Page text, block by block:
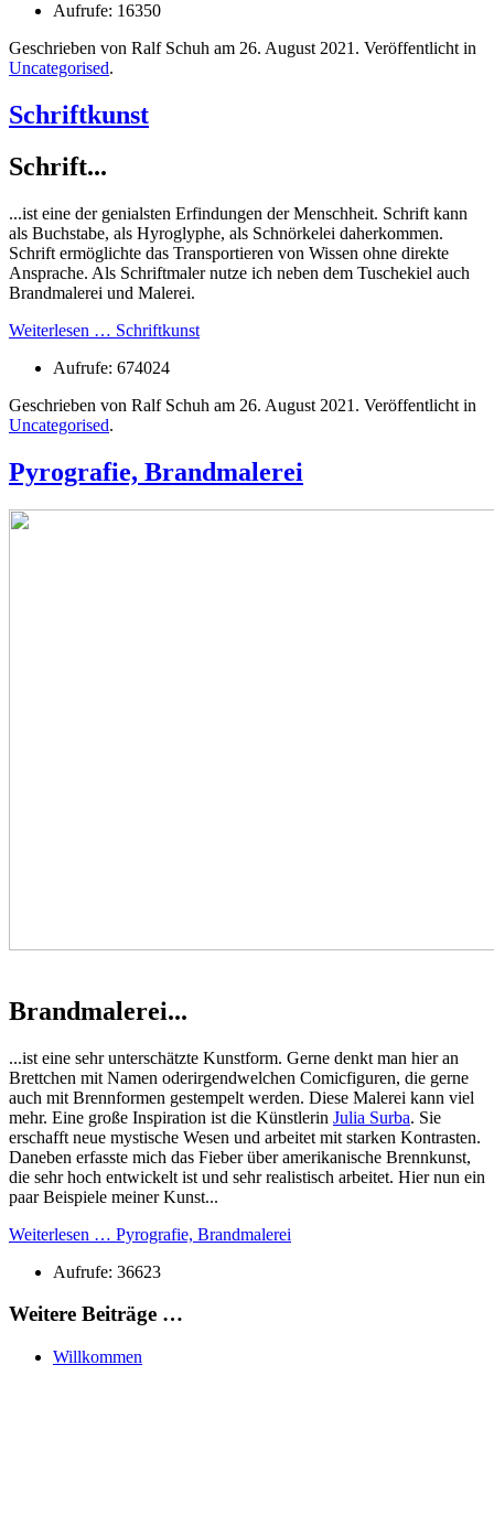
Aufrufe: 16350
Geschrieben von Ralf Schuh am 26. August 2021 . Veröffentlicht in
Uncategorised.
Schriftkunst
Schrift...
...ist eine der genialsten Erfindungen der Menschheit. Schrift kann
als Buchstabe, als Hyroglyphe, als Schnörkelei daherkommen.
Schrift ermöglichte das Transportieren von Wissen ohne direkte
Ansprache. Als Schriftmaler nutze ich neben dem Tuschekiel auch
Brandmalerei und Malerei.
Weiterlesen … Schriftkunst
Aufrufe: 674024
Geschrieben von Ralf Schuh am 26. August 2021 . Veröffentlicht in
Uncategorised.
Pyrografie, Brandmalerei
Brandmalerei...
...ist eine sehr unterschätzte Kunstform. Gerne denkt man hier an
Brettchen mit Namen oderirgendwelchen Comicfiguren, die gerne
auch mit Brennformen gestempelt werden. Diese Malerei kann viel
mehr. Eine große Inspiration ist die Künstlerin Julia Surba. Sie
erschafft neue mystische Wesen und arbeitet mit starken Kontrasten.
Daneben erfasste mich das Fieber über amerikanische Brennkunst,
die sehr hoch entwickelt ist und sehr realistisch arbeitet. Hier nun ein
paar Beispiele meiner Kunst...
Weiterlesen … Pyrografie, Brandmalerei
Aufrufe: 36623
Weitere Beiträge …
Willkommen